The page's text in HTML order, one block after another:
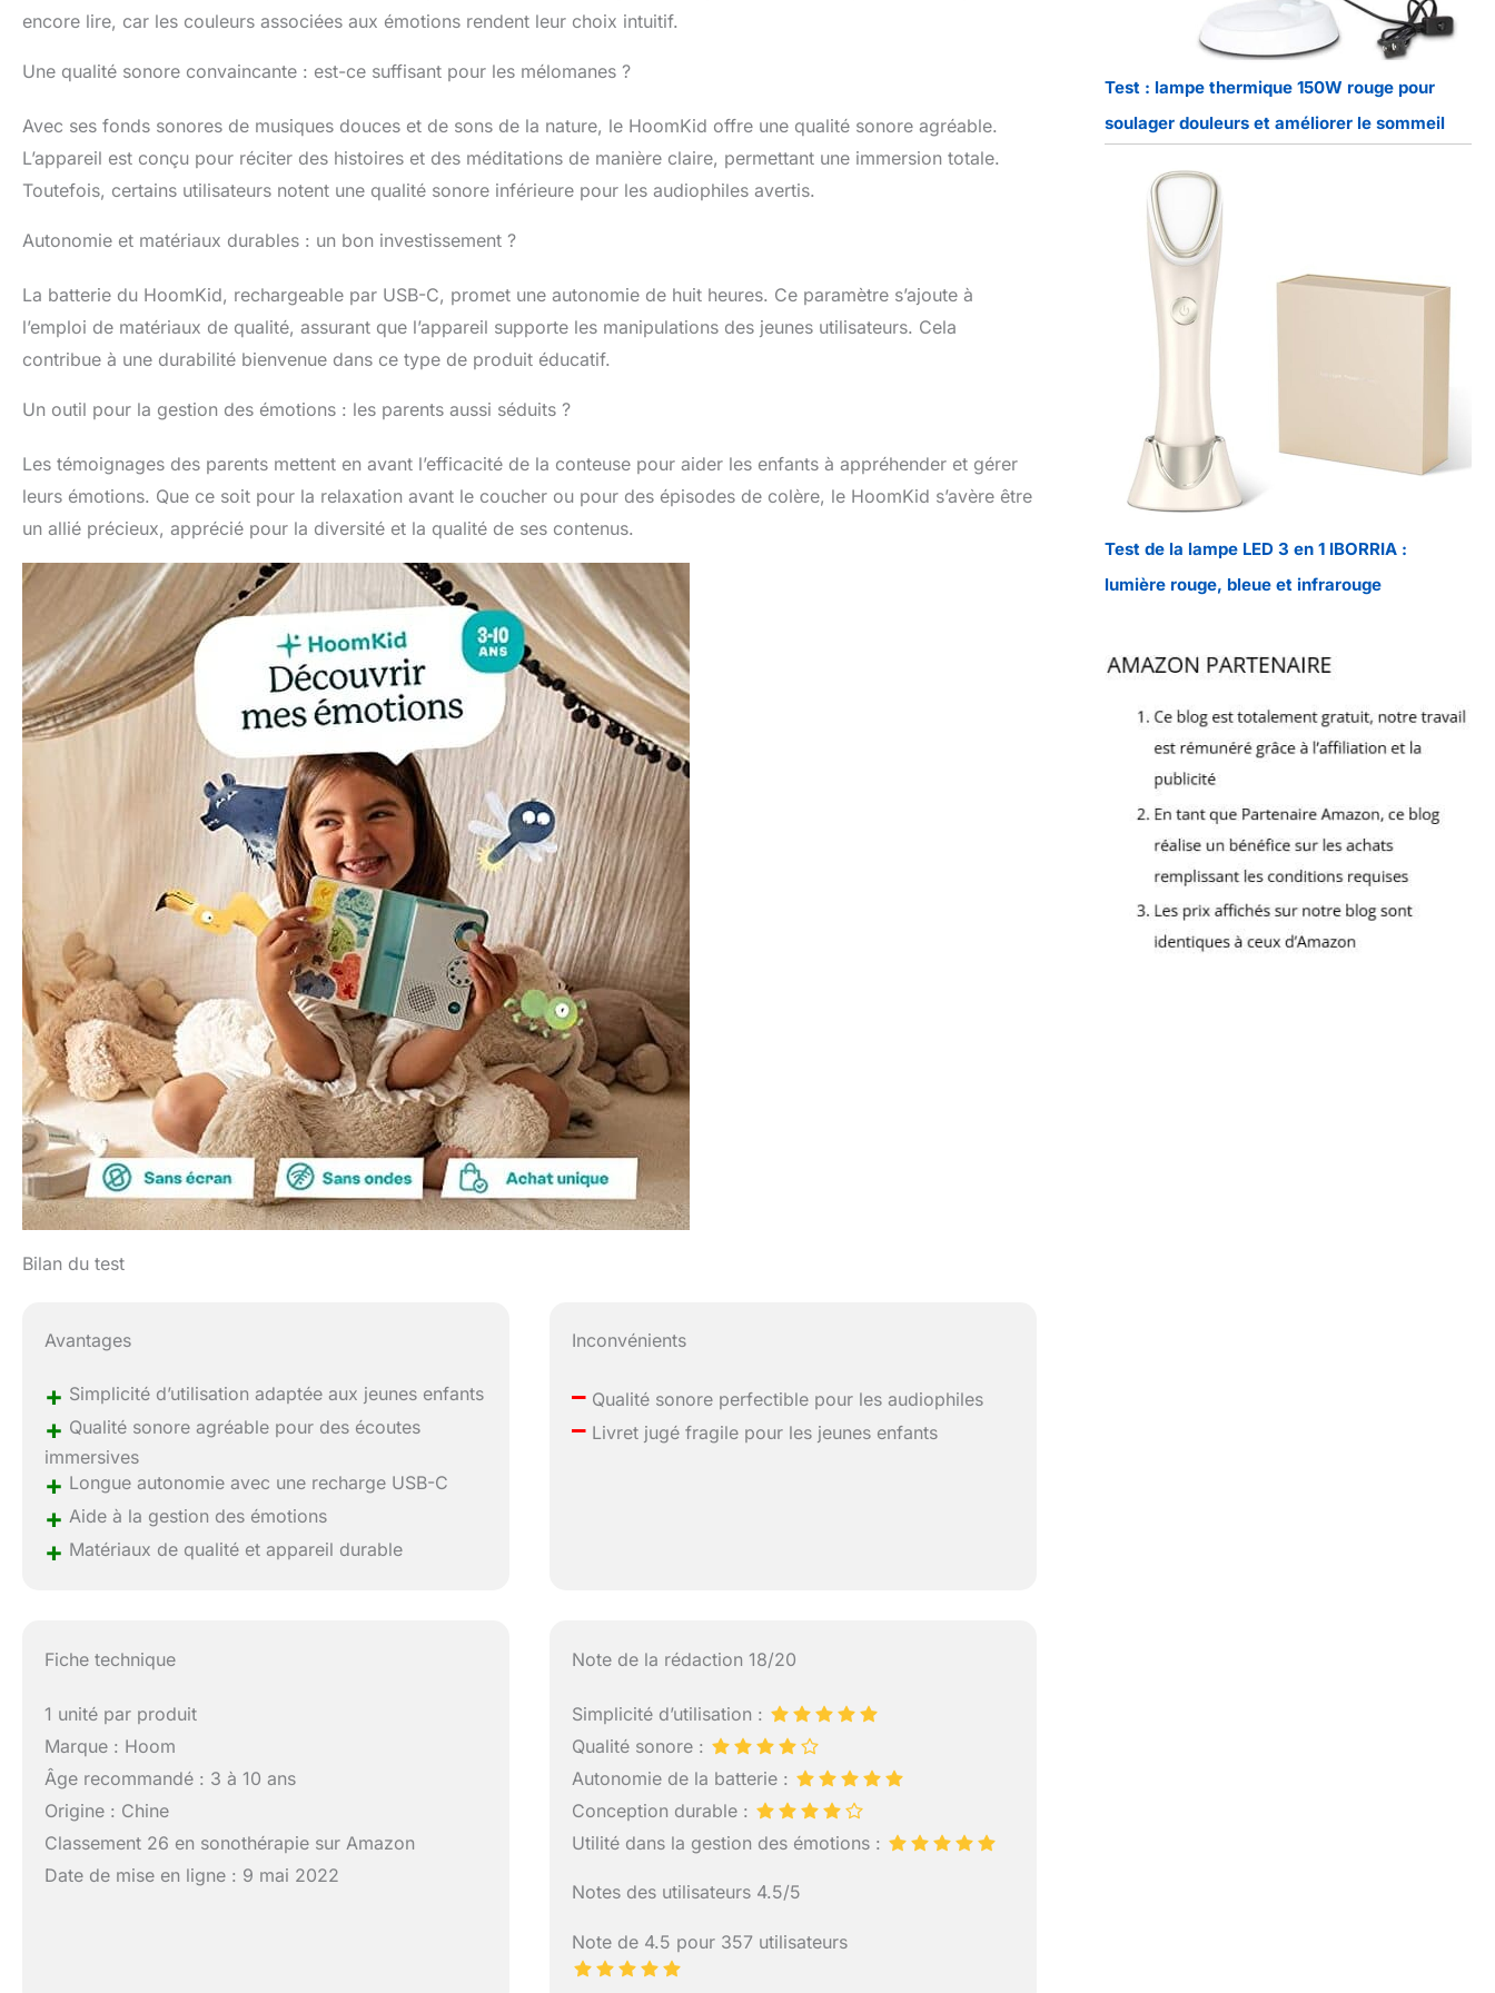
encore lire, car les couleurs associées aux émotions rendent leur choix intuitif.
Une qualité sonore convaincante : est-ce suffisant pour les mélomanes ?
Avec ses fonds sonores de musiques douces et de sons de la nature, le HoomKid offre une qualité sonore agréable.
L’appareil est conçu pour réciter des histoires et des méditations de manière claire, permettant une immersion totale.
Toutefois, certains utilisateurs notent une qualité sonore inférieure pour les audiophiles avertis.
Autonomie et matériaux durables : un bon investissement ?
La batterie du HoomKid, rechargeable par USB-C, promet une autonomie de huit heures. Ce paramètre s’ajoute à
l’emploi de matériaux de qualité, assurant que l’appareil supporte les manipulations des jeunes utilisateurs. Cela
contribue à une durabilité bienvenue dans ce type de produit éducatif.
Un outil pour la gestion des émotions : les parents aussi séduits ?
Les témoignages des parents mettent en avant l’efficacité de la conteuse pour aider les enfants à appréhender et gérer
leurs émotions. Que ce soit pour la relaxation avant le coucher ou pour des épisodes de colère, le HoomKid s’avère être
un allié précieux, apprécié pour la diversité et la qualité de ses contenus.
Bilan du test
Avantages
+ Simplicité d’utilisation adaptée aux jeunes enfants
+ Qualité sonore agréable pour des écoutes
immersives
+ Longue autonomie avec une recharge USB-C
+ Aide à la gestion des émotions
+ Matériaux de qualité et appareil durable
Inconvénients
– Qualité sonore perfectible pour les audiophiles
– Livret jugé fragile pour les jeunes enfants
Fiche technique
1 unité par produit
Marque : Hoom
Âge recommandé : 3 à 10 ans
Origine : Chine
Classement 26 en sonothérapie sur Amazon
Date de mise en ligne : 9 mai 2022
Note de la rédaction 18/20
Simplicité d’utilisation :
Qualité sonore :
Autonomie de la batterie :
Conception durable :
Utilité dans la gestion des émotions :
Notes des utilisateurs 4.5/5
Note de 4.5 pour 357 utilisateurs
Test : lampe thermique 150W rouge pour
soulager douleurs et améliorer le sommeil
Test de la lampe LED 3 en 1 IBORRIA :
lumière rouge, bleue et infrarouge